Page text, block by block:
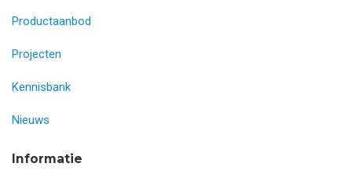
Productaanbod
Projecten
Kennisbank
Nieuws
Informatie